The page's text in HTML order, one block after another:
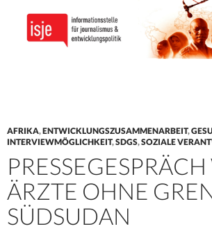
AFRIKA,ENTWICKLUNGSZUSAMMENARBEIT,
INTERVIEWMÖGLICHKEIT,SDGS,SOZIALE
ÄRZTE OHNE
SÜDSUDAN